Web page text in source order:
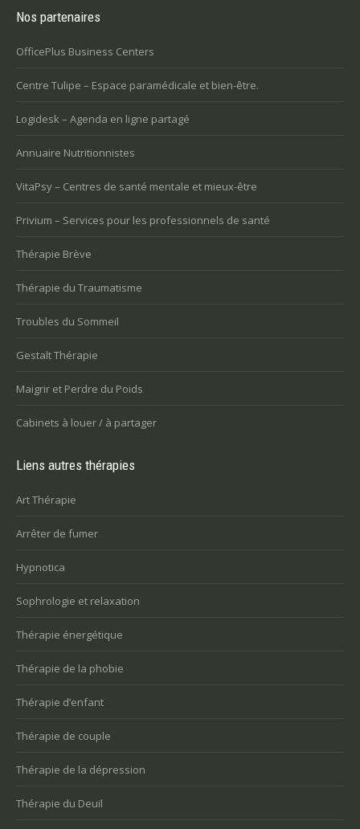
Nos partenaires
OfficePlus Business Centers
Centre Tulipe – Espace paramédicale et bien-être.
Logidesk – Agenda en ligne partagé
Annuaire Nutritionnistes
VitaPsy – Centres de santé mentale et mieux-être
Privium – Services pour les professionnels de santé
Thérapie Brève
Thérapie du Traumatisme
Troubles du Sommeil
Gestalt Thérapie
Maigrir et Perdre du Poids
Cabinets à louer / à partager
Liens autres thérapies
Art Thérapie
Arrêter de fumer
Hypnotica
Sophrologie et relaxation
Thérapie énergétique
Thérapie de la phobie
Thérapie d’enfant
Thérapie de couple
Thérapie de la dépression
Thérapie du Deuil